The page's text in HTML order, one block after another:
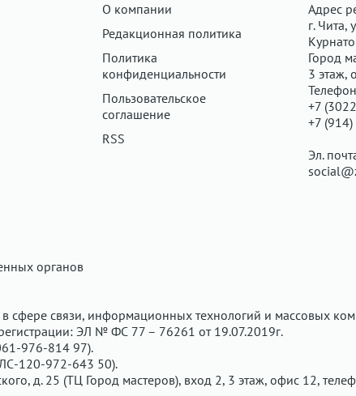
О компании
Редакционная политика
Политика
конфиденциальности
Пользовательское
соглашение
RSS
Адрес
г. Чита,
Город
3 этаж,
+7
+7
Эл.
органов
сфере связи, информационных технологий и массовых
ЭЛ № ФС 77 – 76261 от 19.07.2019г.
976-814 97).
120-972-643 50).
д. 25 (ТЦ Город мастеров), вход 2, 3 этаж, офис 12,